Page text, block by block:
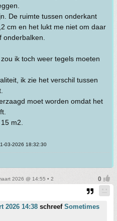
De ruimte tussen onderkant
cm en het lukt me niet om daar
ik toch weer tegels moeten
ik zie het verschil tussen
moet worden omdat het
m2.
03-2026 18:32:30
2026 @ 14:55 • 2
2026 14:38 schreef Sometimes